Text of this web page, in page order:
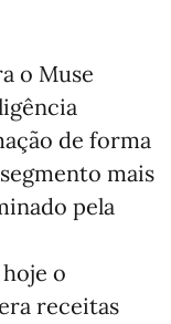
o Muse
de forma
mais
pela
o
receitas